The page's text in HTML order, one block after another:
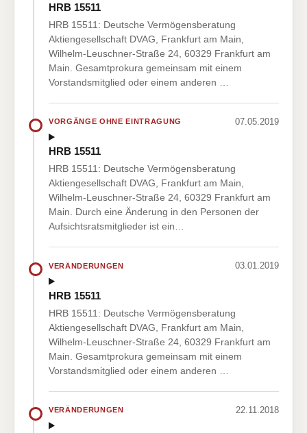
HRB 15511
HRB 15511: Deutsche Vermögensberatung
Aktiengesellschaft DVAG, Frankfurt am Main,
Wilhelm-Leuschner-Straße 24, 60329 Frankfurt am
Main. Gesamtprokura gemeinsam mit einem
Vorstandsmitglied oder einem anderen …
VORGÄNGE OHNE EINTRAGUNG 07.05.2019
HRB 15511
HRB 15511: Deutsche Vermögensberatung
Aktiengesellschaft DVAG, Frankfurt am Main,
Wilhelm-Leuschner-Straße 24, 60329 Frankfurt am
Main. Durch eine Änderung in den Personen der
Aufsichtsratsmitglieder ist ein…
VERÄNDERUNGEN 03.01.2019
HRB 15511
HRB 15511: Deutsche Vermögensberatung
Aktiengesellschaft DVAG, Frankfurt am Main,
Wilhelm-Leuschner-Straße 24, 60329 Frankfurt am
Main. Gesamtprokura gemeinsam mit einem
Vorstandsmitglied oder einem anderen …
VERÄNDERUNGEN 22.11.2018